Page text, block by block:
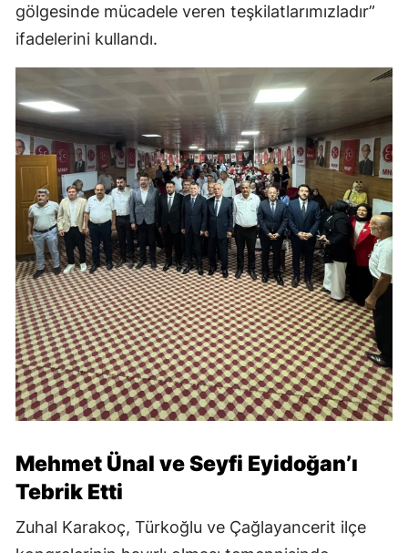
gölgesinde mücadele veren teşkilatlarımızladır”
ifadelerini kullandı.
Mehmet Ünal ve Seyfi Eyidoğan’ı
Tebrik Etti
Zuhal Karakoç, Türkoğlu ve Çağlayancerit ilçe